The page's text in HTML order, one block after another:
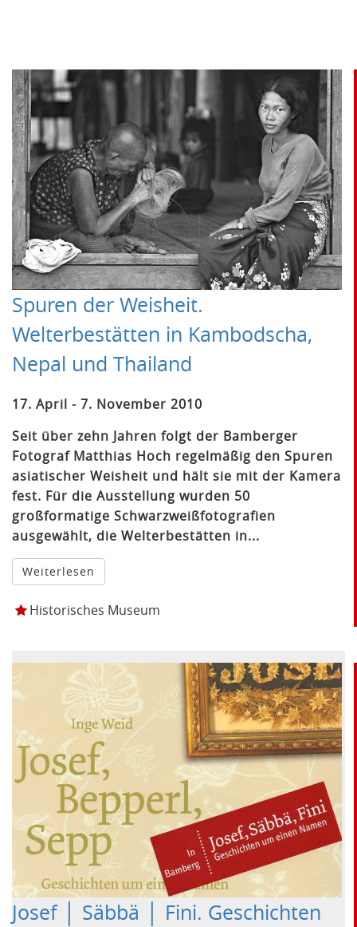
Spuren der Weisheit.
Welterbestätten in Kambodscha,
Nepal und Thailand
17. April - 7. November 2010
Seit über zehn Jahren folgt der Bamberger
Fotograf Matthias Hoch regelmäßig den Spuren
asiatischer Weisheit und hält sie mit der Kamera
fest. Für die Ausstellung wurden 50
großformatige Schwarzweißfotografien
ausgewählt, die Welterbestätten in...
Weiterlesen
Historisches Museum
Josef │ Säbbä │ Fini. Geschichten